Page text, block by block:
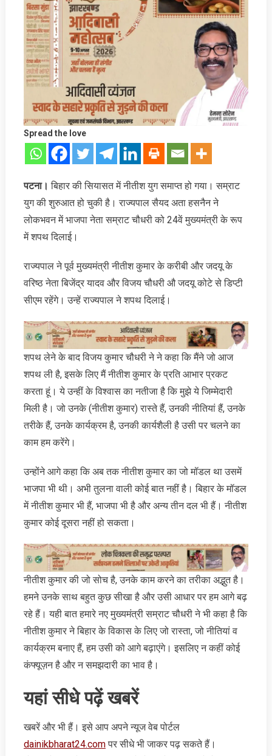
Spread the love
पटना। बिहार की सियासत में नीतीश युग समाप्‍त हो गया। सम्राट
युग की शुरुआत हो चुकी है। राज्यपाल सैयद अता हसनैन ने
लोकभवन में भाजपा नेता सम्राट चौधरी को 24वें मुख्यमंत्री के रूप
में शपथ दिलाई।
राज्‍यपाल ने पूर्व मुख्यमंत्री नीतीश कुमार के करीबी और जदयू के
वरिष्ठ नेता बिजेंद्र यादव और विजय चौधरी औ जदयू कोटे से डिप्टी
सीएम रहेंगे। उन्हें राज्यपाल ने शपथ दिलाई।
शपथ लेने के बाद विजय कुमार चौधरी ने ने कहा कि मैंने जो आज
शपथ ली है, इसके लिए मैं नीतीश कुमार के प्रति आभार प्रकट
करता हूं। ये उन्हीं के विश्वास का नतीजा है कि मुझे ये जिम्मेदारी
मिली है। जो उनके (नीतीश कुमार) रास्ते हैं, उनकी नीतियां हैं, उनके
तरीके हैं, उनके कार्यक्रम है, उनकी कार्यशैली है उसी पर चलने का
काम हम करेंगे।
उन्होंने आगे कहा कि अब तक नीतीश कुमार का जो मॉडल था उसमें
भाजपा भी थी। अभी तुलना वाली कोई बात नहीं है। बिहार के मॉडल
में नीतीश कुमार भी हैं, भाजपा भी है और अन्य तीन दल भी हैं। नीतीश
कुमार कोई दूसरा नहीं हो सकता।
नीतीश कुमार की जो सोच है, उनके काम करने का तरीका अद्भुत है।
हमने उनके साथ बहुत कुछ सीखा है और उसी आधार पर हम आगे बढ़
रहे हैं। यही बात हमारे नए मुख्यमंत्री सम्राट चौधरी ने भी कहा है कि
नीतीश कुमार ने बिहार के विकास के लिए जो रास्ता, जो नीतियां व
कार्यक्रम बनाए हैं, हम उसी को आगे बढ़ाएंगे। इसलिए न कहीं कोई
कंफ्यूज़न है और न समझदारी का भाव है।
यहां सीधे पढ़ें खबरें
खबरें और भी हैं। इसे आप अपने न्‍यूज वेब पोर्टल
dainikbharat24.comपर सीधे भी जाकर पढ़ सकते हैं।